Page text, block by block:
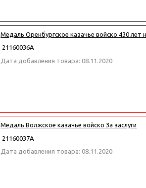
Медаль Оренбургское казачье войско 430 лет
21160036А
Дата добавления товара: 08.11.2020
Медаль Волжское казачье войско За заслуги
21160037А
Дата добавления товара: 08.11.2020